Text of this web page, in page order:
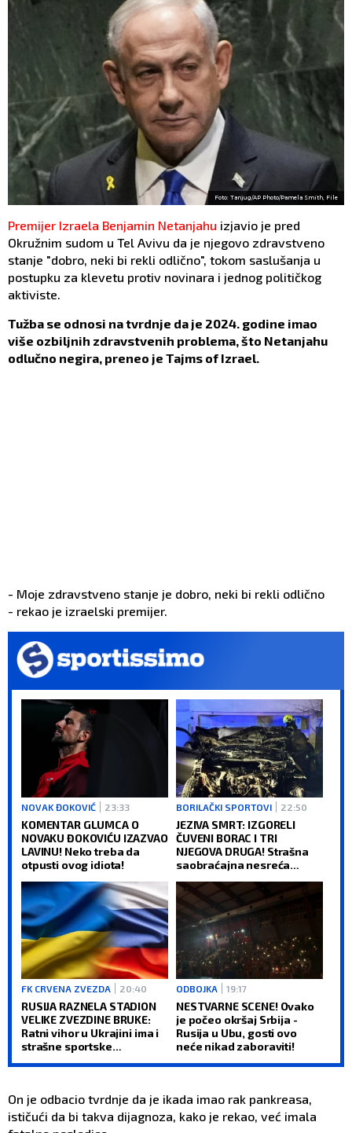
Foto: Tanjug/AP Photo/Pamela Smith, File
Premijer Izraela Benjamin Netanjahu izjavio je pred
Okružnim sudom u Tel Avivu da je njegovo zdravstveno
stanje "dobro, neki bi rekli odlično", tokom saslušanja u
postupku za klevetu protiv novinara i jednog političkog
aktiviste.
Tužba se odnosi na tvrdnje da je 2024. godine imao
više ozbiljnih zdravstvenih problema, što Netanjahu
odlučno negira, preneo je Tajms of Izrael.
- Moje zdravstveno stanje je dobro, neki bi rekli odlično
- rekao je izraelski premijer.
NOVAK ĐOKOVIĆ 23:33
KOMENTAR GLUMCA O
NOVAKU ĐOKOVIĆU IZAZVAO
LAVINU! Neko treba da
otpusti ovog idiota!
BORILAČKI SPORTOVI 22:50
JEZIVA SMRT: IZGORELI
ČUVENI BORAC I TRI
NJEGOVA DRUGA! Strašna
saobraćajna nesreća
FK CRVENA ZVEZDA 20:40
RUSIJA RAZNELA STADION
VELIKE ZVEZDINE BRUKE:
Ratni vihor u Ukrajini ima i
strašne sportske
ODBOJKA 19:17
NESTVARNE SCENE! Ovako
je počeo okršaj Srbija -
Rusija u Ubu, gosti ovo
neće nikad zaboraviti!
On je odbacio tvrdnje da je ikada imao rak pankreasa,
ističući da bi takva dijagnoza, kako je rekao, već imala